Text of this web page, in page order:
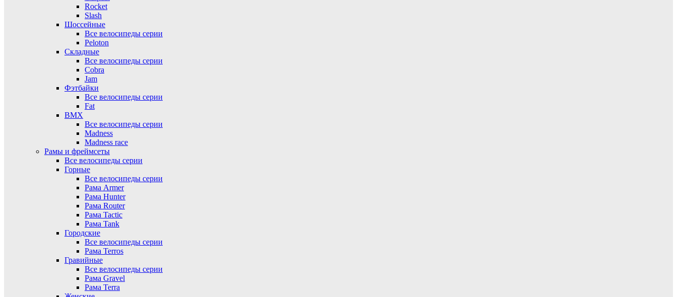
Rocket
Slash
Шоссейные
Все велосипеды серии
Peloton
Складные
Все велосипеды серии
Cobra
Jam
Фэтбайки
Все велосипеды серии
Fat
BMX
Все велосипеды серии
Madness
Madness race
Рамы и фреймсеты
Все велосипеды серии
Горные
Все велосипеды серии
Рама Armer
Рама Hunter
Рама Router
Рама Tactic
Рама Tank
Городские
Все велосипеды серии
Рама Terros
Гравийные
Все велосипеды серии
Рама Gravel
Рама Terra